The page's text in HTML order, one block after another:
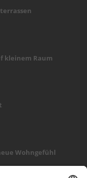
kleinem Raum
Wohngefühl